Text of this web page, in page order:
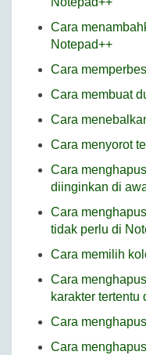
Cara
Notepad++
Cara
Cara membuat
Cara
Cara menyorot
Cara
diinginkan di
Cara
tidak perlu di
Cara memilih
Cara
karakter tertentu
Cara
Cara